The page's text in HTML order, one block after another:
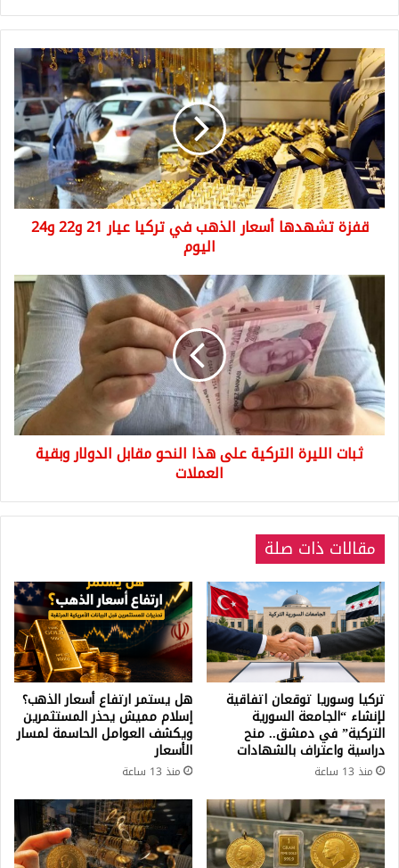
قفزة
تشهدها
أسعار
الذهب
في
تركيا
عيار
21
و22
و24
قفزة تشهدها أسعار الذهب في تركيا عيار 21 و22 و24
اليوم
ثبات
الليرة
التركية
على
هذا
النحو
مقابل
الدولار
وبقية
العملات
ثبات الليرة التركية على هذا النحو مقابل الدولار وبقية
العملات
مقالات ذات صلة
تركيا وسوريا توقعان اتفاقية
لإنشاء “الجامعة السورية
التركية” في دمشق.. منح
دراسية واعتراف بالشهادات
منذ 13 ساعة
هل يستمر ارتفاع أسعار الذهب؟
إسلام مميش يحذر المستثمرين
ويكشف العوامل الحاسمة لمسار
الأسعار
منذ 13 ساعة